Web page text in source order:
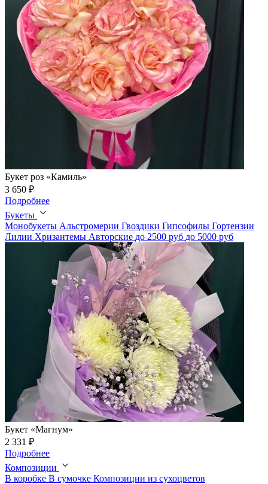
Букет роз «Камиль»
3 650 ₽
Подробнее
Букеты
Монобукеты Альстромерии Гвоздики Гипсофилы Гортензии
Лилии Хризантемы Авторские до 2500 руб до 5000 руб
Букет «Магнум»
2 331 ₽
Подробнее
Композиции
В коробке В сумочке Композиции из сухоцветов